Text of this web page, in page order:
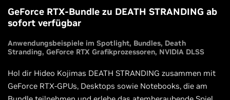
GeForce RTX-Bundle zu DEATH STRANDING ab
sofort verfügbar
Anwendungsbeispiele im Spotlight Bundles Death
Stranding GeForce RTX Grafikprozessoren NVIDIA DLSS
Hol dir Hideo Kojimas DEATH STRANDING zusammen mit
GeForce RTX-GPUs, Desktops sowie Notebooks, die am